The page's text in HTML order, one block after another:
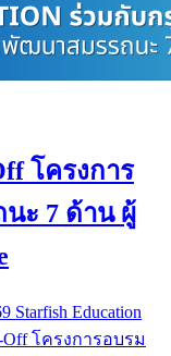
โครงการ
ะ 7 ด้าน ผู้
Education
โครงการอบรม